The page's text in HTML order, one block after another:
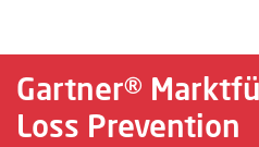
Gartner®
Loss Prevention